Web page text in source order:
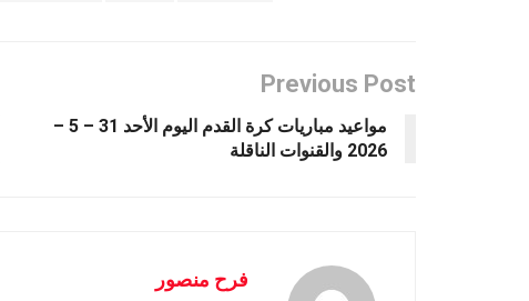
Previous Post
مواعيد مباريات كرة القدم اليوم الأحد 31 – 5 –
2026 والقنوات الناقلة
فرح منصور